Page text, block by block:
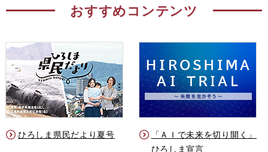
おすすめコンテンツ
ひろしま県民だより夏号
「ＡＩで未来を切り開く」
ひろしま宣言